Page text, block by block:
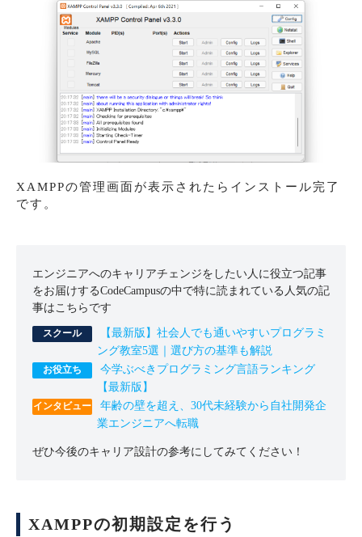
XAMPPの管理画面が表示されたらインストール完了
です。
エンジニアへのキャリアチェンジをしたい人に役立つ記事
をお届けするCodeCampusの中で特に読まれている人気の記
事はこちらです
【最新版】社会人でも通いやすいプログラミ
ング教室5選｜選び方の基準も解説
今学ぶべきプログラミング言語ランキング
【最新版】
年齢の壁を超え、30代未経験から自社開発企
業エンジニアへ転職
ぜひ今後のキャリア設計の参考にしてみてください！
XAMPPの初期設定を行う